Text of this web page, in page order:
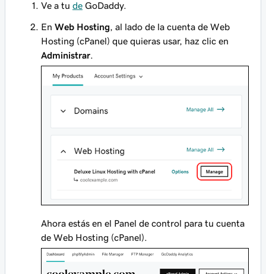
Ve a tu de GoDaddy.
En Web Hosting , al lado de la cuenta de Web
Hosting (cPanel) que quieras usar, haz clic en
Administrar
Ahora estás en el Panel de control para tu cuenta
de Web Hosting (cPanel).